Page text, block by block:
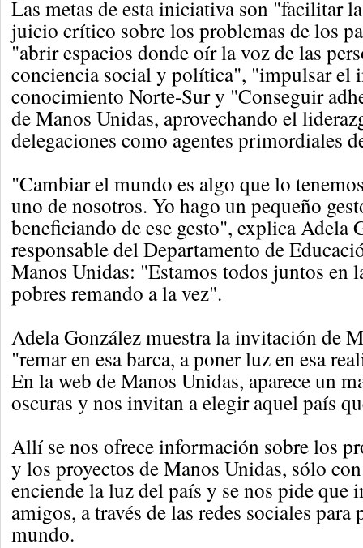
Las metas de esta iniciativa son "facilitar
juicio crítico sobre los problemas de los
"abrir espacios donde oír la voz de las
conciencia social y política", "impulsar el
conocimiento Norte-Sur y "Conseguir
de Manos Unidas, aprovechando el
delegaciones como agentes primordiales
"Cambiar el mundo es algo que lo
uno de nosotros. Yo hago un pequeño
beneficiando de ese gesto", explica Adela
responsable del Departamento de
Manos Unidas: "Estamos todos juntos en
pobres remando a la vez".
Adela González muestra la invitación de
"remar en esa barca, a poner luz en esa
En la web de Manos Unidas, aparece un
oscuras y nos invitan a elegir aquel país
Allí se nos ofrece información sobre los
y los proyectos de Manos Unidas, sólo
enciende la luz del país y se nos pide que
amigos, a través de las redes sociales
mundo.